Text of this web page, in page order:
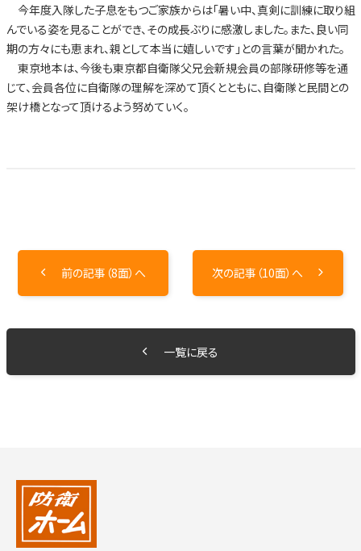
今年度入隊した子息をもつご家族からは「暑い中、真剣に訓練に取り組
んでいる姿を見ることができ、その成長ぶりに感激しました。また、良い同
期の方々にも恵まれ、親として本当に嬉しいです」との言葉が聞かれた。
東京地本は、今後も東京都自衛隊父兄会新規会員の部隊研修等を通
じて、会員各位に自衛隊の理解を深めて頂くとともに、自衛隊と民間との
架け橋となって頂けるよう努めていく。
前の記事（8面）へ 次の記事（10面）へ
一覧に戻る